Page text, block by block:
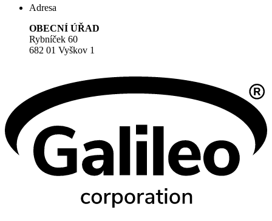
Adresa
OBECNÍ ÚŘAD
Rybníček 60
682 01 Vyškov 1